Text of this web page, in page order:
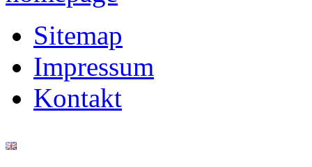
Sitemap
Impressum
Kontakt